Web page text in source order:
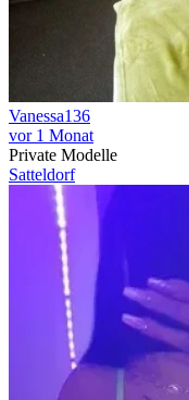
Vanessa136
vor 1 Monat
Private Modelle
Satteldorf